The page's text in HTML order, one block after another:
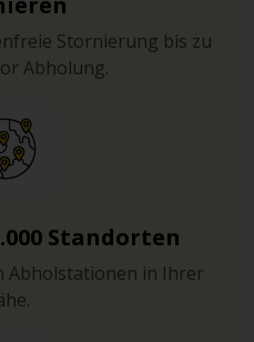
Stornierung bis zu
Abholung.
Standorten
Abholstationen in Ihrer